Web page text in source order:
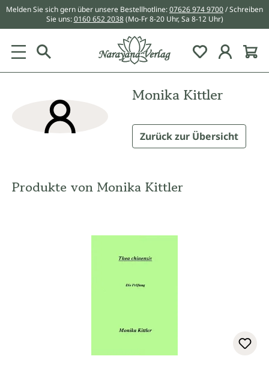
springen
Melden Sie sich gern über unsere Bestellhotline:07626 974 9700/ Schreiben
Sie uns:0160 652 2038 (Mo-Fr 8-20 Uhr, Sa 8-12 Uhr)
Du hast 0
Monika Kittler
Zurück zur Übersicht
Produkte von Monika Kittler